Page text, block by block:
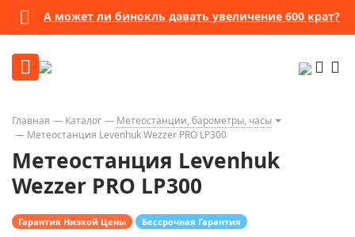
А может ли бинокль давать увеличение 600 крат?
Главная Каталог
Метеостанции, барометры, часы
Метеостанция Levenhuk Wezzer PRO LP300
Метеостанция Levenhuk
Wezzer PRO LP300
Гарантия Низкой Цены Бессрочная Гарантия